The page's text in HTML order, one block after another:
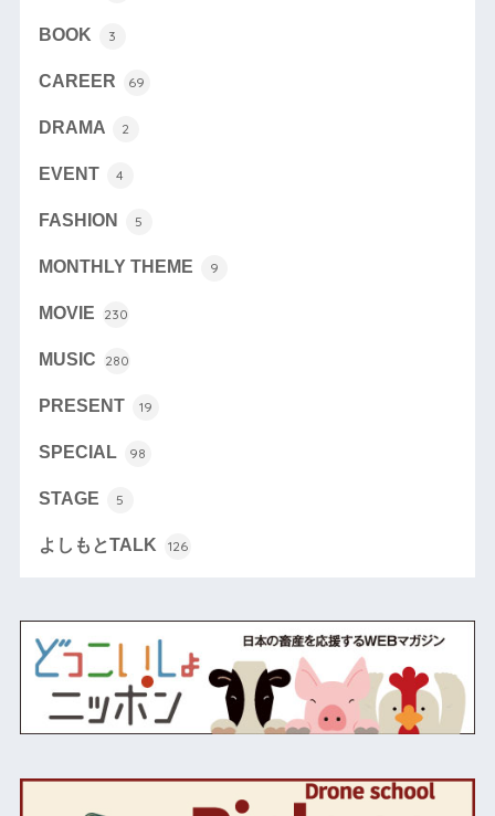
BOOK 3
CAREER 69
DRAMA 2
EVENT 4
FASHION 5
MONTHLY THEME 9
MOVIE 230
MUSIC 280
PRESENT 19
SPECIAL 98
STAGE 5
よしもとTALK 126